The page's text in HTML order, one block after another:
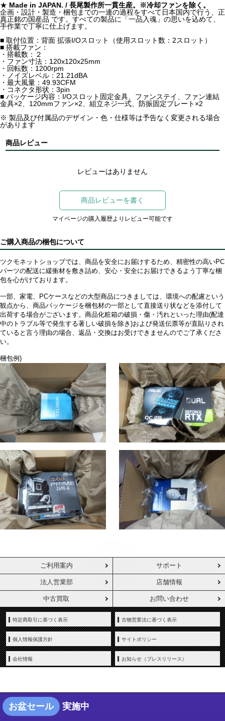
★ Made in JAPAN. / 長尾製作所一貫生産。※冷却ファンを除く。
企画・設計・製造・梱包までの一連の過程をすべて日本国内で行う、正
真正銘の国産品 です。すべての製品に「一品入魂」の思いを込めて、
手作業で丁寧に仕上げます。
■ 取付位置：背面 拡張I/Oスロット（使用スロット数：2スロット）
■ 搭載ファン：
・搭載数：２
・ファン寸法：120x120x25mm
・回転数：1200rpm
・ノイズレベル：21.21dBA
・最大風量：49.93CFM
・コネクタ形状：3pin
■ パッケージ内容：I/Oスロット固定金具、ファンステイ、ファン連結
金具×2、120mmファン×2、組立ネジ一式、防振固定プレート×2
※ 製品及び付属品のデザイン・色・仕様等は予告なく変更される場合
があります
商品レビュー
レビューはありません
商品レビューを書く
マイページの購入履歴よりレビュー可能です
ご購入商品の梱包について
ツクモネットショップでは、商品を安全にお届けするため、精密性の高いPC
パーツの配送に緩衝材を敷き詰め、安心・安全にお届けできるよう丁寧な梱
包を心がけております。
一部、家電、PCケースなどの大型商品につきましては、環境への配慮という
観点から、商品パッケージを梱包材の一部として直接送り状などを添付して
出荷する場合がございます。商品化粧箱の破損・傷・汚れといった理由(配達
中のトラブル等で発生する著しい破損を除き)および発送伝票等が直貼りされ
ていると言う理由の場合、返品・交換はお受けできませんのでご了承くださ
い。
梱包例)
ご利用案内 サポート
法人営業部 店舗情報
中古買取 お問い合わせ
特定商取引に基づく表示 古物営業法に基づく表示
個人情報保護方針 サイトポリシー
会社情報 お知らせ（プレスリリース）
Copyright © YAMADA-DENKI Co., Ltd. All rights reserved.
お盆セール 実施中